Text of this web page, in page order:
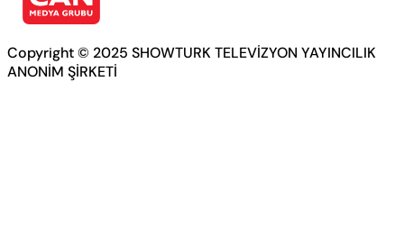
Copyright © 2025 SHOWTURK TELEVİZYON YAYINCILIK
ANONİM ŞİRKETİ